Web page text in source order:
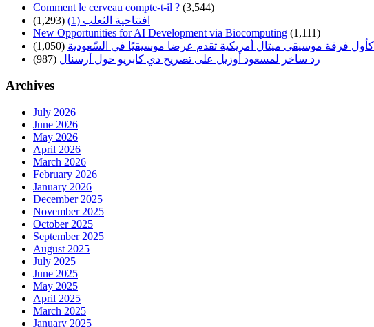
Comment le cerveau compte-t-il ? (3,544)
افتتاحية الثعلب (1)
(1,293)
New Opportunities for AI Development via Biocomputing (1,111)
كأول فرقة موسيقى ميتال أمريكية تقدم عرضا موسيقيًا في السّعودية (1,050)
رد ساخر لمسعود أوزيل على تصريح دي كابريو حول أرسنال (987)
Archives
July 2026
June 2026
May 2026
April 2026
March 2026
February 2026
January 2026
December 2025
November 2025
October 2025
September 2025
August 2025
July 2025
June 2025
May 2025
April 2025
March 2025
January 2025